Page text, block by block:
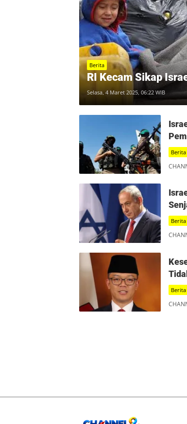
Berita
RI Kecam Sikap
Selasa, 4 Maret 2025, 06:22 WIB
Berita
Berita
Berita